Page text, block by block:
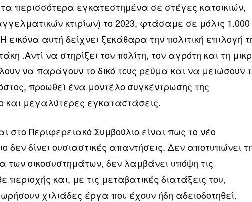
περισσότερα εγκατεστημένα σε στέγες κατοικιών,
κτιρίων) το 2023, φτάσαμε σε μόλις 1.000
εικόνα αυτή δείχνει ξεκάθαρα την πολιτική επιλογή
.Αντί να στηρίξει τον πολίτη, τον αγρότη και τη
να παράγουν το δικό τους ρεύμα και να μειώσουν
προωθεί ένα μοντέλο συγκέντρωσης της
μεγαλύτερες εγκαταστάσεις.
στο Περιφερειακό Συμβούλιο είναι πως το νέο
δεν δίνει ουσιαστικές απαντήσεις. Δεν αποτυπώνει τη
των οικοσυστημάτων, δεν λαμβάνει υπόψη τις
περιοχής και, με τις μεταβατικές διατάξεις του,
χιλιάδες έργα που έχουν ήδη αδειοδοτηθεί.